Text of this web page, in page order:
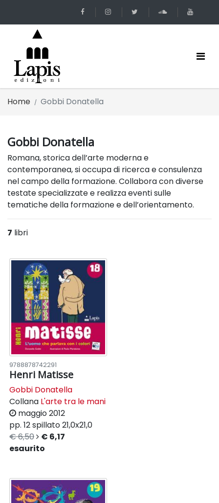
Home Gobbi Donatella
Gobbi Donatella
Romana, storica dell’arte moderna e
contemporanea, si occupa di ricerca e consulenza
nel campo della formazione. Collabora con diverse
testate specializzate e realizza eventi sulle
tematiche della formazione e dell’orientamento.
7 libri
9788878742291
Henri Matisse
Gobbi Donatella
Collana L'arte tra le mani
maggio 2012
pp. 12spillato21,0x21,0
€ 6,50
€ 6,17
esaurito